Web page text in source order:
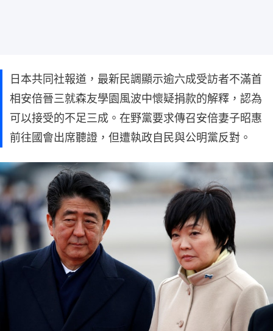
日本共同社報道，最新民調顯示逾六成受訪者不滿首
相安倍晉三就森友學園風波中懷疑捐款的解釋，認為
可以接受的不足三成。在野黨要求傳召安倍妻子昭惠
前往國會出席聽證，但遭執政自民與公明黨反對。